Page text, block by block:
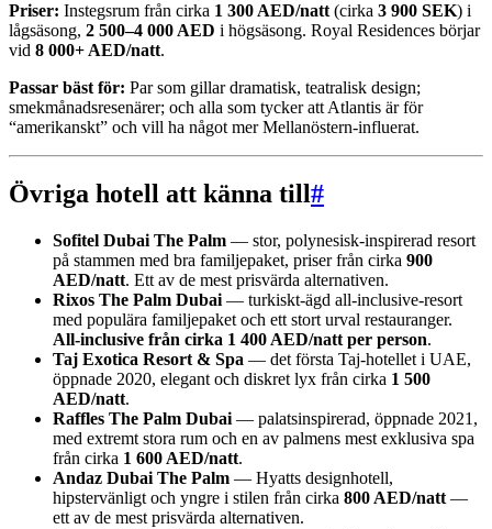
Priser: Instegsrum från cirka 1 300 AED/natt (cirka 3 900 SEK) i
lågsäsong, 2 500–4 000 AED i högsäsong. Royal Residences börjar
vid 8 000+ AED/natt.
Passar bäst för: Par som gillar dramatisk, teatralisk design;
smekmånadsresenärer; och alla som tycker att Atlantis är för
“amerikanskt” och vill ha något mer Mellanöstern-influerat.
Övriga hotell att känna till#
Sofitel Dubai The Palm — stor, polynesisk-inspirerad resort
på stammen med bra familjepaket, priser från cirka 900
AED/natt. Ett av de mest prisvärda alternativen.
Rixos The Palm Dubai — turkiskt-ägd all-inclusive-resort
med populära familjepaket och ett stort urval restauranger.
All-inclusive från cirka 1 400 AED/natt per person.
Taj Exotica Resort & Spa — det första Taj-hotellet i UAE,
öppnade 2020, elegant och diskret lyx från cirka 1 500
AED/natt.
Raffles The Palm Dubai — palatsinspirerad, öppnade 2021,
med extremt stora rum och en av palmens mest exklusiva spa
från cirka 1 600 AED/natt.
Andaz Dubai The Palm — Hyatts designhotell,
hipstervänligt och yngre i stilen från cirka 800 AED/natt —
ett av de mest prisvärda alternativen.